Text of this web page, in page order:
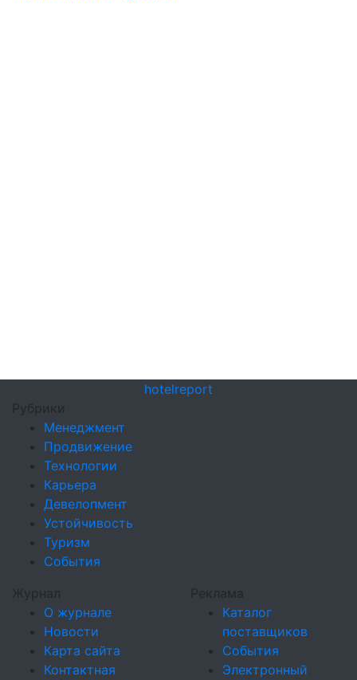
hotelreport
Рубрики
Менеджмент
Продвижение
Технологии
Карьера
Девелопмент
Устойчивость
Туризм
События
Журнал
О журнале
Новости
Карта сайта
Контактная
Реклама
Каталог
поставщиков
События
Электронный